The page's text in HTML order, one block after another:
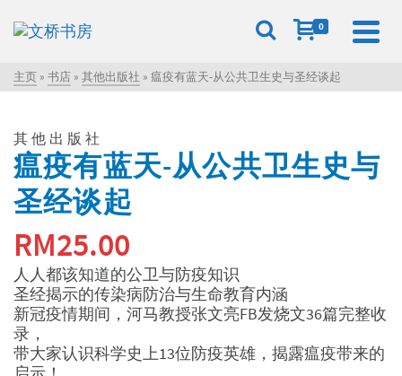
0
主页 » 书店 » 其他出版社 » 瘟疫有蓝天-从公共卫生史与圣经谈起
其他出版社
瘟疫有蓝天-从公共卫生史与
圣经谈起
RM25.00
人人都该知道的公卫与防疫知识
圣经揭示的传染病防治与生命教育内涵
新冠疫情期间，河马教授张文亮FB发烧文36篇完整收
录，
带大家认识科学史上13位防疫英雄，揭露瘟疫带来的